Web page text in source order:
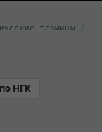
термины /
НГК